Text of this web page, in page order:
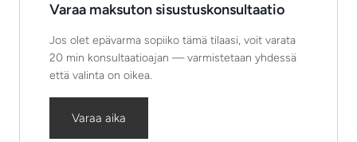
Varaa maksuton sisustuskonsultaatio
Jos olet epävarma sopiiko tämä tilaasi, voit varata
20 min konsultaatioajan — varmistetaan yhdessä
että valinta on oikea.
Varaa aika